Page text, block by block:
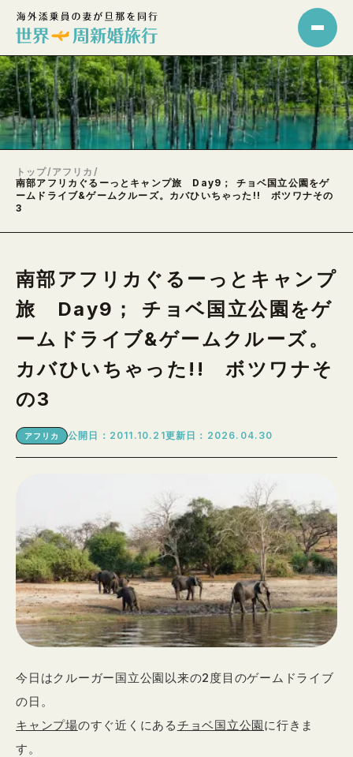
トップ/アフリカ /
南部アフリカぐるーっとキャンプ旅 Day9； チョベ国立公園をゲ
ームドライブ&ゲームクルーズ。カバひいちゃった!! ボツワナその
3
南部アフリカぐるーっとキャンプ
旅 Day9； チョベ国立公園をゲ
ームドライブ&ゲームクルーズ。
カバひいちゃった!! ボツワナそ
の3
アフリカ 公開日：2011.10.21更新日：2026.04.30
今日はクルーガー国立公園以来の2度目のゲームドライブ
の日。
キャンプ場のすぐ近くにあるチョベ国立公園に行きま
す。